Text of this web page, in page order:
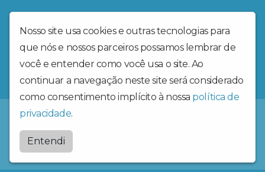
Nosso site usa cookies e outras tecnologias para
que nós e nossos parceiros possamos lembrar de
você e entender como você usa o site. Ao
continuar a navegação neste site será considerado
como consentimento implícito à nossa política de
privacidade.
Entendi Radiosantaritadecassia